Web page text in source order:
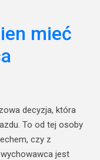
mieć
decyzja, która
To od tej osoby
czy z
jest